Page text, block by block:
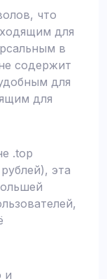
что
для
в
содержит
для
для
.top
эта
и